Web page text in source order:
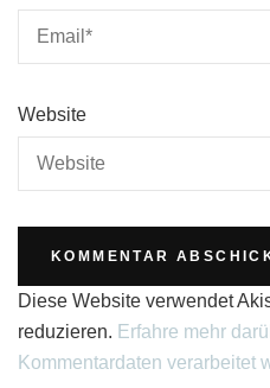
Website
Diese Website verwendet
reduzieren. Erfahre mehr
Kommentardaten verarbeitet